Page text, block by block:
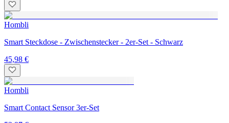
Hombli
Smart Steckdose - Zwischenstecker - 2er-Set - Schwarz
45,98 €
Hombli
Smart Contact Sensor 3er-Set